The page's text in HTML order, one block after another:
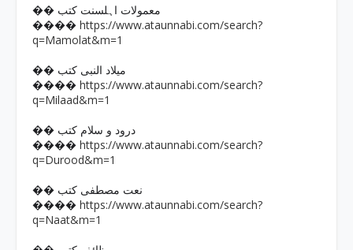
�� معمولات اہلسنت کتب
���� https://www.ataunnabi.com/search?
q=Mamolat&m=1
�� میلاد النبی کتب
���� https://www.ataunnabi.com/search?
q=Milaad&m=1
�� درود و سلام کتب
���� https://www.ataunnabi.com/search?
q=Durood&m=1
�� نعت مصطفی کتب
���� https://www.ataunnabi.com/search?
q=Naat&m=1